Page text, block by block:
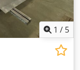
1 / 5